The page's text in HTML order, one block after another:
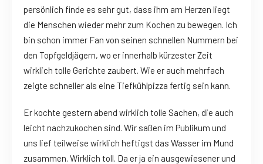
persönlich finde es sehr gut, dass ihm am Herzen liegt
die Menschen wieder mehr zum Kochen zu bewegen. Ich
bin schon immer Fan von seinen schnellen Nummern bei
den Topfgeldjägern, wo er innerhalb kürzester Zeit
wirklich tolle Gerichte zaubert. Wie er auch mehrfach
zeigte schneller als eine Tiefkühlpizza fertig sein kann.
Er kochte gestern abend wirklich tolle Sachen, die auch
leicht nachzukochen sind. Wir saßen im Publikum und
uns lief teilweise wirklich heftigst das Wasser im Mund
zusammen. Wirklich toll. Da er ja ein ausgewiesener und